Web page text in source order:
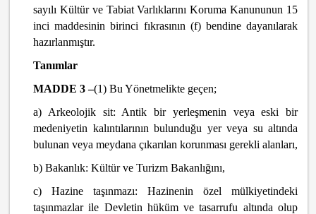
sayılı Kültür ve Tabiat Varlıklarını Koruma Kanununun 15
inci maddesinin birinci fıkrasının (f) bendine dayanılarak
hazırlanmıştır.
Tanımlar
MADDE 3 –(1) Bu Yönetmelikte geçen;
a) Arkeolojik sit: Antik bir yerleşmenin veya eski bir
medeniyetin kalıntılarının bulunduğu yer veya su altında
bulunan veya meydana çıkarılan korunması gerekli alanları,
b) Bakanlık: Kültür ve Turizm Bakanlığını,
c) Hazine taşınmazı: Hazinenin özel mülkiyetindeki
taşınmazlar ile Devletin hüküm ve tasarrufu altında olup